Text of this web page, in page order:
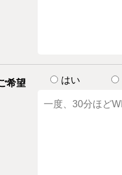
希望
はい